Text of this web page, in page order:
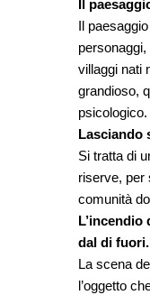
Il
Il
villaggi nati
grandioso,
psicologico.
Lasciando
Si tratta di
riserve, per
comunità
L’incendio
dal di fuori.
La scena
l’oggetto